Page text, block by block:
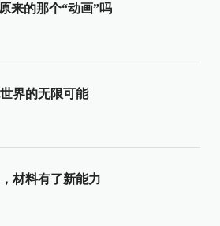
来的那个“动画”吗
界的无限可能
材料有了新能力